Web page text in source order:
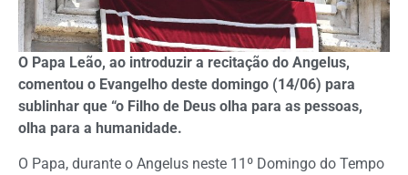
O Papa Leão, ao introduzir a recitação do Angelus,
comentou o Evangelho deste domingo (14/06) para
sublinhar que “o Filho de Deus olha para as pessoas,
olha para a humanidade.
O Papa, durante o Angelus neste 11º Domingo do Tempo